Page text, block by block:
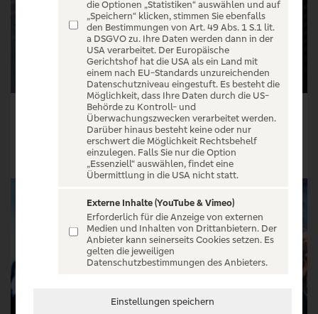
Running City Tours Leipzig
Tickets ab € 49,39
Tickets ab € 60,40
Tickets
die Optionen „Statistiken“ auswählen und auf
„Speichern“ klicken, stimmen Sie ebenfalls
den Bestimmungen von Art. 49 Abs. 1 S.1 lit.
a DSGVO zu. Ihre Daten werden dann in der
USA verarbeitet. Der Europäische
Gerichtshof hat die USA als ein Land mit
einem nach EU-Standards unzureichenden
Datenschutzniveau eingestuft. Es besteht die
Möglichkeit, dass Ihre Daten durch die US-
Behörde zu Kontroll- und
Überwachungszwecken verarbeitet werden.
Darüber hinaus besteht keine oder nur
erschwert die Möglichkeit Rechtsbehelf
einzulegen. Falls Sie nur die Option
„Essenziell“ auswählen, findet eine
Übermittlung in die USA nicht statt.
Externe Inhalte (YouTube & Vimeo)
Erforderlich für die Anzeige von externen
Medien und Inhalten von Drittanbietern. Der
Anbieter kann seinerseits Cookies setzen. Es
gelten die jeweiligen
Datenschutzbestimmungen des Anbieters.
Einstellungen speichern